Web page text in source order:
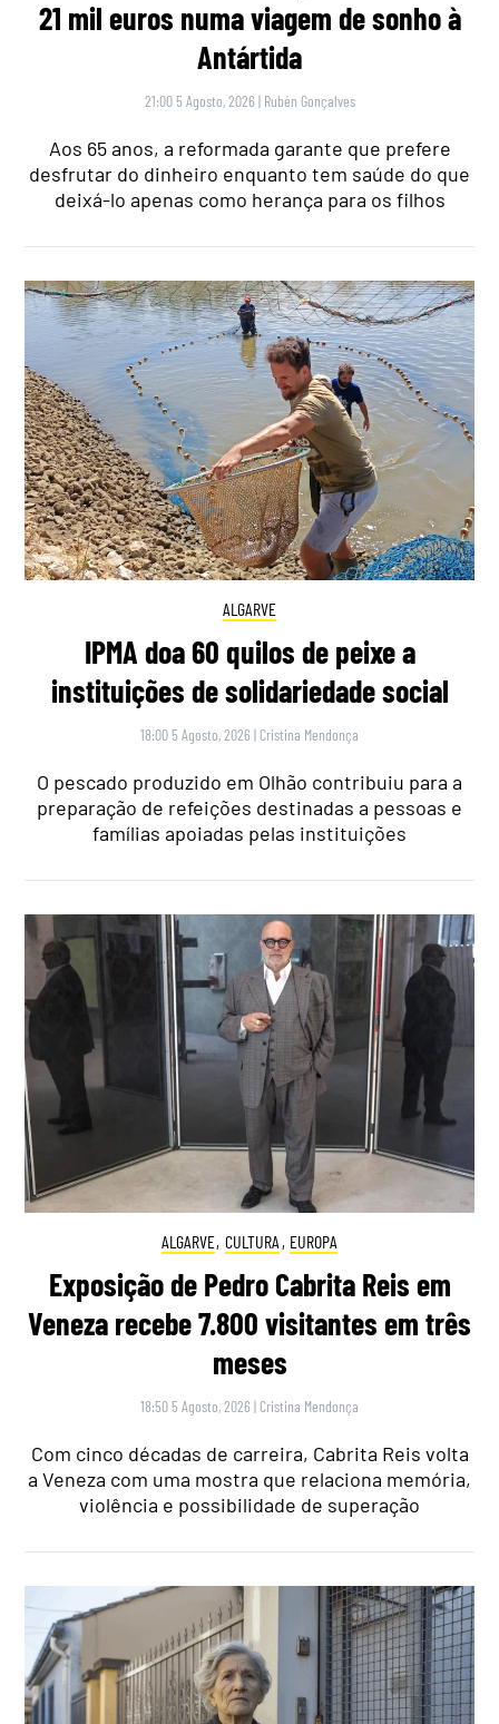
21 mil euros numa viagem de sonho à
Antártida
21:00 5 Agosto, 2026 | Rubén Gonçalves
Aos 65 anos, a reformada garante que prefere
desfrutar do dinheiro enquanto tem saúde do que
deixá-lo apenas como herança para os filhos
ALGARVE
IPMA doa 60 quilos de peixe a
instituições de solidariedade social
18:00 5 Agosto, 2026 | Cristina Mendonça
O pescado produzido em Olhão contribuiu para a
preparação de refeições destinadas a pessoas e
famílias apoiadas pelas instituições
ALGARVE, CULTURA , EUROPA
Exposição de Pedro Cabrita Reis em
Veneza recebe 7.800 visitantes em três
meses
18:50 5 Agosto, 2026 | Cristina Mendonça
Com cinco décadas de carreira, Cabrita Reis volta
a Veneza com uma mostra que relaciona memória,
violência e possibilidade de superação